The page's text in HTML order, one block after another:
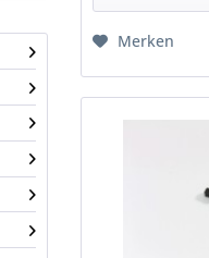
Merken